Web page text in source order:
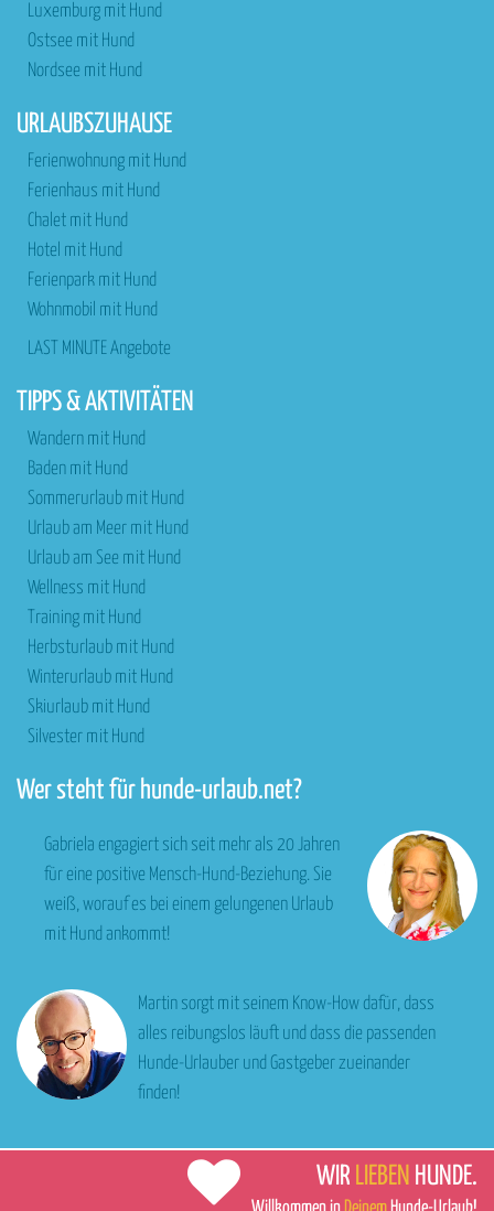
Luxemburg mit Hund
Ostsee mit Hund
Nordsee mit Hund
URLAUBSZUHAUSE
Ferienwohnung mit Hund
Ferienhaus mit Hund
Chalet mit Hund
Hotel mit Hund
Ferienpark mit Hund
Wohnmobil mit Hund
LAST MINUTE Angebote
TIPPS & AKTIVITÄTEN
Wandern mit Hund
Baden mit Hund
Sommerurlaub mit Hund
Urlaub am Meer mit Hund
Urlaub am See mit Hund
Wellness mit Hund
Training mit Hund
Herbsturlaub mit Hund
Winterurlaub mit Hund
Skiurlaub mit Hund
Silvester mit Hund
Wer steht für hunde-urlaub.net?
Gabriela engagiert sich seit mehr als 20 Jahren
für eine positive Mensch-Hund-Beziehung. Sie
weiß, worauf es bei einem gelungenen Urlaub
mit Hund ankommt!
Martin sorgt mit seinem Know-How dafür, dass
alles reibungslos läuft und dass die passenden
Hunde-Urlauber und Gastgeber zueinander
finden!
WIR LIEBEN HUNDE.